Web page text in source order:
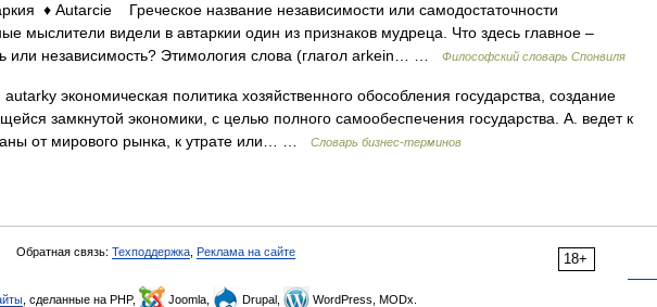
♦ Autarcie Греческое название независимости или самодостаточности
мыслители видели в автаркии один из признаков мудреца. Что здесь главное –
или независимость? Этимология слова (глагол arkein… …
Философский словарь Спонвиля
экономическая политика хозяйственного обособления государства, создание
замкнутой экономики, с целью полного самообеспечения государства. А. ведет к
от мирового рынка, к утрате или… …
Словарь бизнес-терминов
18+
Обратная связь: Техподдержка Реклама на сайте
, сделанные на PHP, Joomla, Drupal, WordPress, MODx.